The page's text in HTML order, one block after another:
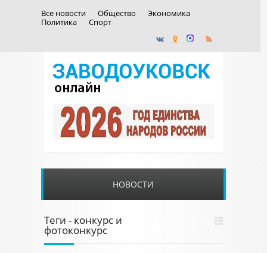
Все новости Общество
Экономика
Политика
Спорт
НОВОСТИ
Теги - конкурс и
фотоконкурс